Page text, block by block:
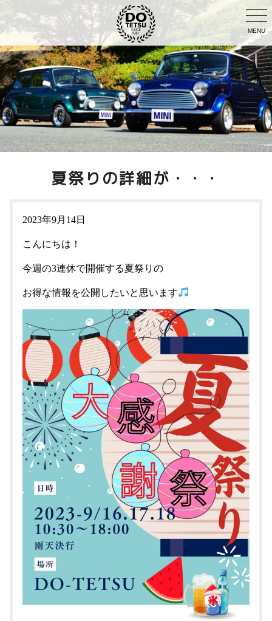
MENU
夏祭りの詳細が・・・
2023年9月14日
こんにちは！
今週の3連休で開催する夏祭りの
お得な情報を公開したいと思います